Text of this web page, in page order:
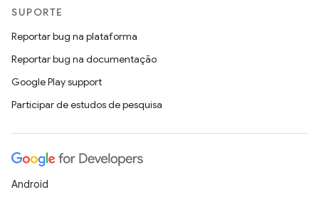
SUPORTE
Reportar bug na plataforma
Reportar bug na documentação
Google Play support
Participar de estudos de pesquisa
Android